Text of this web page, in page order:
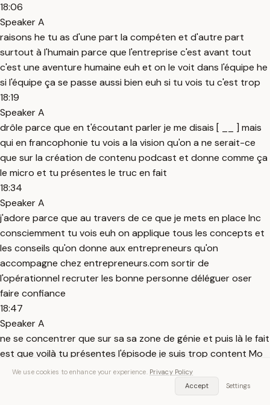
18:06
Speaker A
raisons he tu as d'une part la compéten et d'autre part
surtout à l'humain parce que l'entreprise c'est avant tout
c'est une aventure humaine euh et on le voit dans l'équipe he
si l'équipe ça se passe aussi bien euh si tu vois tu c'est trop
18:19
Speaker A
drôle parce que en t'écoutant parler je me disais [ __ ] mais
qui en francophonie tu vois a la vision qu'on a ne serait-ce
que sur la création de contenu podcast et donne comme ça
le micro et tu présentes le truc en fait
18:34
Speaker A
j'adore parce que au travers de ce que je mets en place Inc
consciemment tu vois euh on applique tous les concepts et
les conseils qu'on donne aux entrepreneurs qu'on
accompagne chez entrepreneurs.com sortir de
l'opérationnel recruter les bonne personne déléguer oser
faire confiance
18:47
Speaker A
ne se concentrer que sur sa sa zone de génie et puis là le fait
est que voilà tu présentes l'épisode je suis trop content Mo
je regarde ça en plus je sais que c'est un super exercice pour
We use cookies to enhance your experience. Privacy Policy
Accept
Settings